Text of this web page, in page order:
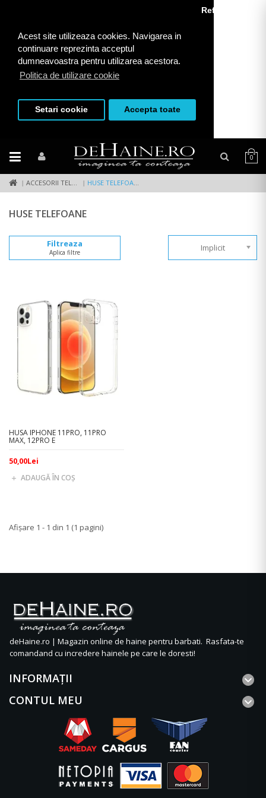
Acest site utilizeaza cookies. Navigarea in
continuare reprezinta acceptul
dumneavoastra pentru utilizarea acestora.
Politica de utilizare cookie
Refuza toate
Setari cookie Accepta toate
0
ACCESORII TELEFONE HUSE TELEFOANE
HUSE TELEFOANE
Implicit
Filtreaza
Aplica filtre
HUSA IPHONE 11PRO, 11PRO
MAX, 12PRO E
50,00Lei
ADAUGĂ ÎN COŞ
Afişare 1 - 1 din 1 (1 pagini)
deHaine.ro | Magazin online de haine pentru barbati. Rasfata-te
comandand cu incredere hainele pe care le doresti!
INFORMAŢII
CONTUL MEU